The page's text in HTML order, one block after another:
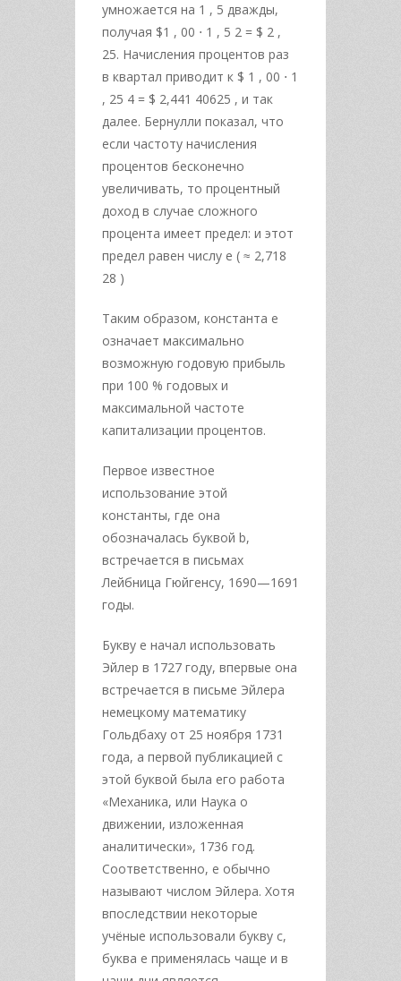
умножается на 1 , 5 дважды,
получая $1 , 00 ⋅ 1 , 5 2 = $ 2 ,
25. Начисления процентов раз
в квартал приводит к $ 1 , 00 ⋅ 1
, 25 4 = $ 2,441 40625 , и так
далее. Бернулли показал, что
если частоту начисления
процентов бесконечно
увеличивать, то процентный
доход в случае сложного
процента имеет предел: и этот
предел равен числу e ( ≈ 2,718
28 )
Таким образом, константа e
означает максимально
возможную годовую прибыль
при 100 % годовых и
максимальной частоте
капитализации процентов.
Первое известное
использование этой
константы, где она
обозначалась буквой b,
встречается в письмах
Лейбница Гюйгенсу, 1690—1691
годы.
Букву e начал использовать
Эйлер в 1727 году, впервые она
встречается в письме Эйлера
немецкому математику
Гольдбаху от 25 ноября 1731
года, а первой публикацией с
этой буквой была его работа
«Механика, или Наука о
движении, изложенная
аналитически», 1736 год.
Соответственно, e обычно
называют числом Эйлера. Хотя
впоследствии некоторые
учёные использовали букву c,
буква e применялась чаще и в